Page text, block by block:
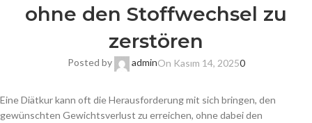
ohne den Stoffwechsel zu
zerstören
Posted by adminOn Kasım 14, 20250
Eine Diätkur kann oft die Herausforderung mit sich bringen, den
gewünschten Gewichtsverlust zu erreichen, ohne dabei den